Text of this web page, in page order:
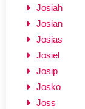
Josiah
Josian
Josias
Josiel
Josip
Josko
Joss